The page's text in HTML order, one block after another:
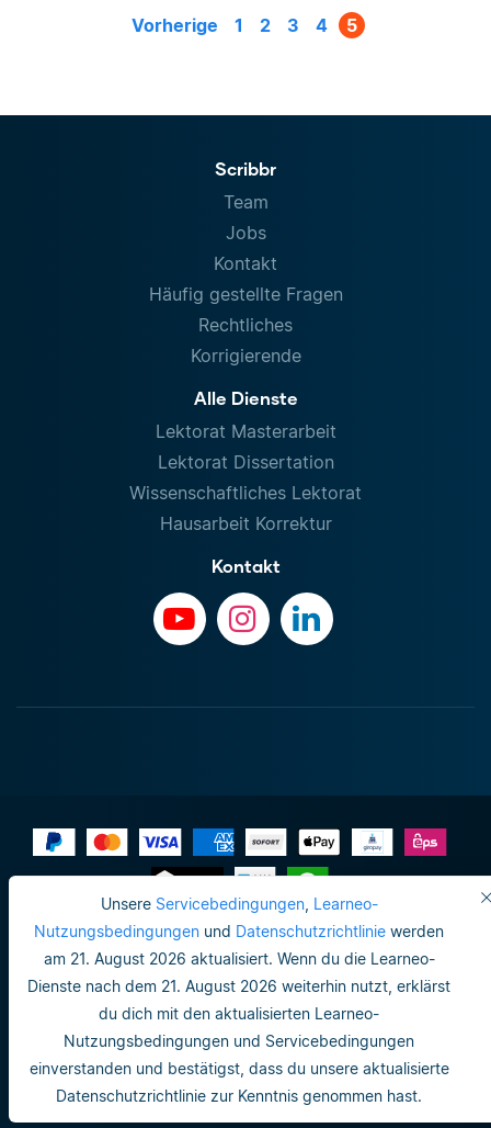
Unsere Servicebedingungen, Learneo-
Nutzungsbedingungen und Datenschutzrichtlinie werden
am 21. August 2026 aktualisiert. Wenn du die Learneo-
Dienste nach dem 21. August 2026 weiterhin nutzt, erklärst
du dich mit den aktualisierten Learneo-
Nutzungsbedingungen und Servicebedingungen
einverstanden und bestätigst, dass du unsere aktualisierte
Datenschutzrichtlinie zur Kenntnis genommen hast.
Vorherige 1 2 3 4 5
Scribbr
Team
Jobs
Kontakt
Häufig gestellte Fragen
Rechtliches
Korrigierende
Alle Dienste
Lektorat Masterarbeit
Lektorat Dissertation
Wissenschaftliches Lektorat
Hausarbeit Korrektur
Kontakt
Impressum
Do not sell or share my personal info
Nutzungsbedingungen
Datenschutzrichtlinie
Nutzungsbedingungen